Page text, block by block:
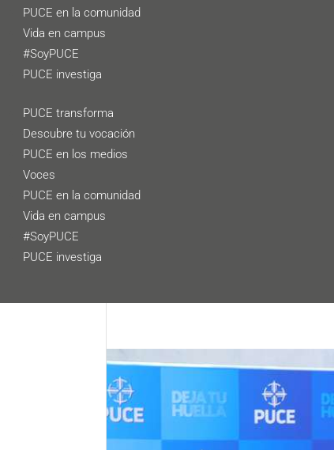
PUCE en la comunidad
Vida en campus
#SoyPUCE
PUCE investiga
PUCE transforma
Descubre tu vocación
PUCE en los medios
Voces
PUCE en la comunidad
Vida en campus
#SoyPUCE
PUCE investiga